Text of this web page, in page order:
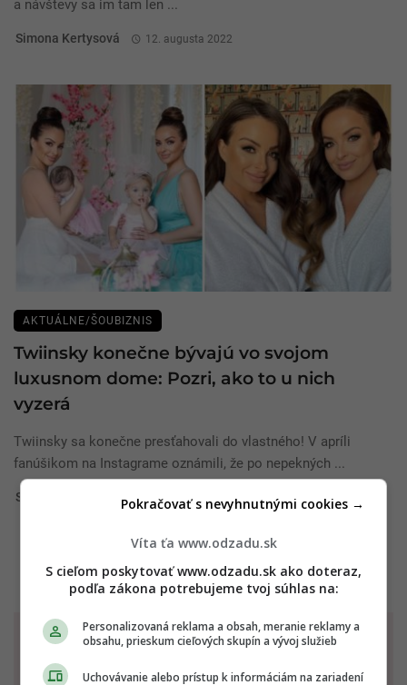
a návštevy sa im tam len ...
Simona Kertysová 12. augusta 2022
AKTUÁLNE/ŠOUBIZNIS
Twiinsky konečne bývajú vo svojom
luxusnom dome: Pozri, ako to u nich
vyzerá
Twiinsky sa konečne presťahovali do vlastného! V apríli
fanúšikom na Instagrame oznámili, že po nepekných ...
Simona Kertysová 21. júla 2022
TVOJ HOROSKOP
NA DNES - 08.08.2026
Víta ťa www.odzadu.sk
S cieľom poskytovať www.odzadu.sk ako doteraz,
podľa zákona potrebujeme tvoj súhlas na:
Personalizovaná reklama a obsah, meranie reklamy a
obsahu, prieskum cieľových skupín a vývoj služieb
Uchovávanie alebo prístup k informáciám na zariadení
Pokračovať s nevyhnutnými cookies →